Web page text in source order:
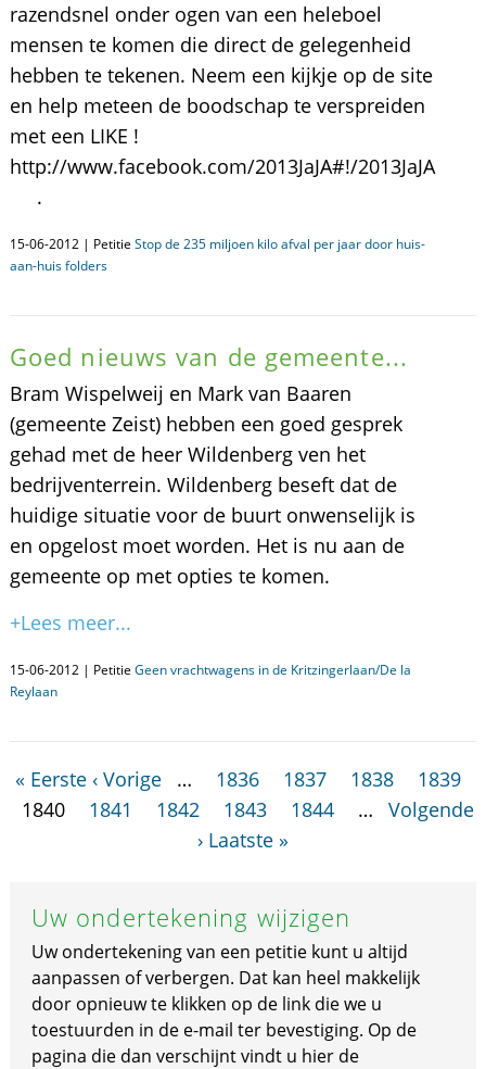
razendsnel onder ogen van een heleboel
mensen te komen die direct de gelegenheid
hebben te tekenen. Neem een kijkje op de site
en help meteen de boodschap te verspreiden
met een LIKE !
http://www.facebook.com/2013JaJA#!/2013JaJA
.
15-06-2012 | Petitie Stop de 235 miljoen kilo afval per jaar door huis-
aan-huis folders
Goed nieuws van de gemeente...
Bram Wispelweij en Mark van Baaren
(gemeente Zeist) hebben een goed gesprek
gehad met de heer Wildenberg ven het
bedrijventerrein. Wildenberg beseft dat de
huidige situatie voor de buurt onwenselijk is
en opgelost moet worden. Het is nu aan de
gemeente op met opties te komen.
+Lees meer...
15-06-2012 | Petitie Geen vrachtwagens in de Kritzingerlaan/De la
Reylaan
« Eerste ‹ Vorige … 1836 1837 1838
1839
1840
1841 1842 1843 1844 …
Volgende
› Laatste »
Uw ondertekening wijzigen
Uw ondertekening van een petitie kunt u altijd
aanpassen of verbergen. Dat kan heel makkelijk
door opnieuw te klikken op de link die we u
toestuurden in de e-mail ter bevestiging. Op de
pagina die dan verschijnt vindt u hier de